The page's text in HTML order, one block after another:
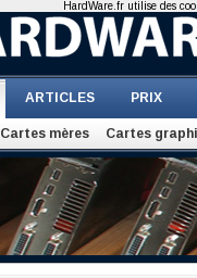
ARTICLES PRIX
Cartes mères Cartes
HardWare.fr utilise des